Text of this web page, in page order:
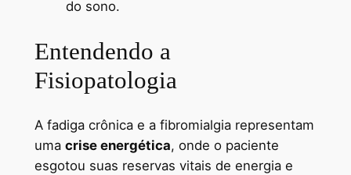
do sono.
Entendendo a
Fisiopatologia
A fadiga crônica e a fibromialgia representam
uma crise energética, onde o paciente
esgotou suas reservas vitais de energia e